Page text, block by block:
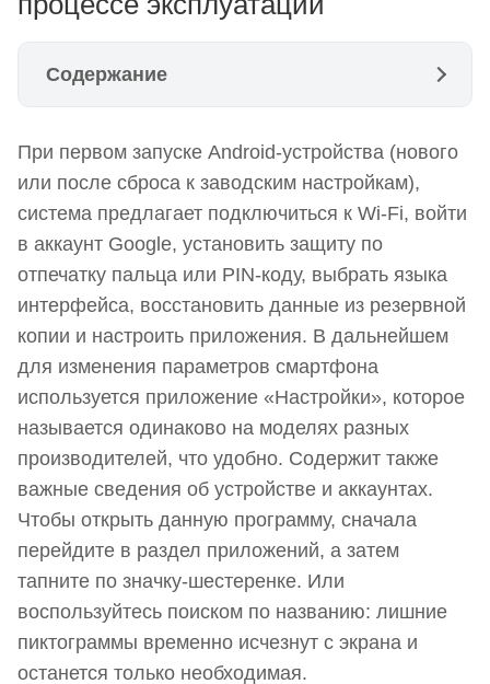
Содержание
восстановления заводских параметров и в
процессе эксплуатации
Соединения и оборудование
Приватность, родительский контроль, защита
данных и смартфона/планшета
Дисплей, громкость и аудиосигналы
ОС и программное обеспечение
Продвинутые настройки
Как активировать меню разработчика
Расширенные параметры, отключение меню
разработчика Android
Быстрые настройки Android
При первом запуске Android-устройства (нового
или после сброса к заводским настройкам),
система предлагает подключиться к Wi-Fi, войти
в аккаунт Google, установить защиту по
отпечатку пальца или PIN-коду, выбрать языка
интерфейса, восстановить данные из резервной
копии и настроить приложения. В дальнейшем
для изменения параметров смартфона
используется приложение «Настройки», которое
называется одинаково на моделях разных
производителей, что удобно. Содержит также
важные сведения об устройстве и аккаунтах.
Чтобы открыть данную программу, сначала
перейдите в раздел приложений, а затем
тапните по значку-шестеренке. Или
воспользуйтесь поиском по названию: лишние
пиктограммы временно исчезнут с экрана и
останется только необходимая.